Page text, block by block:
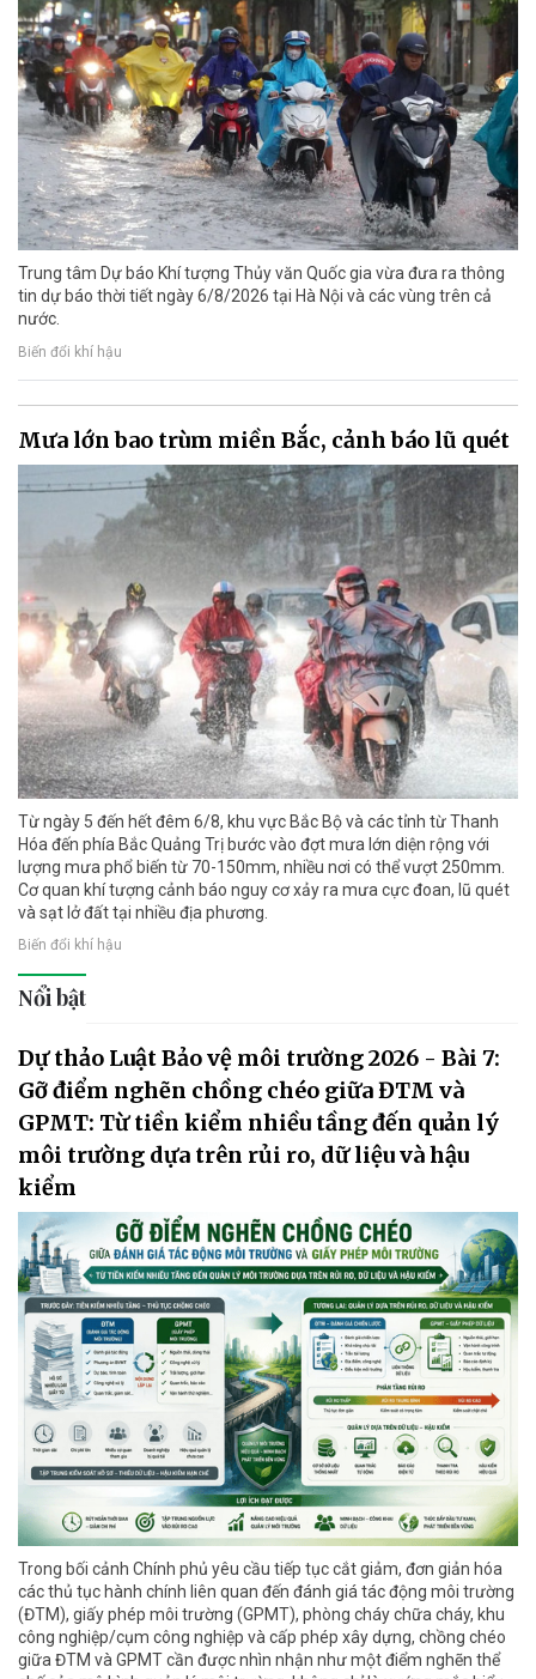
Trung tâm Dự báo Khí tượng Thủy văn Quốc gia vừa đưa ra thông
tin dự báo thời tiết ngày 6/8/2026 tại Hà Nội và các vùng trên cả
nước.
Biến đổi khí hậu
Mưa lớn bao trùm miền Bắc, cảnh báo lũ quét
Từ ngày 5 đến hết đêm 6/8, khu vực Bắc Bộ và các tỉnh từ Thanh
Hóa đến phía Bắc Quảng Trị bước vào đợt mưa lớn diện rộng với
lượng mưa phổ biến từ 70-150mm, nhiều nơi có thể vượt 250mm.
Cơ quan khí tượng cảnh báo nguy cơ xảy ra mưa cực đoan, lũ quét
và sạt lở đất tại nhiều địa phương.
Biến đổi khí hậu
Nổi bật
Dự thảo Luật Bảo vệ môi trường 2026 - Bài 7:
Gỡ điểm nghẽn chồng chéo giữa ĐTM và
GPMT: Từ tiền kiểm nhiều tầng đến quản lý
môi trường dựa trên rủi ro, dữ liệu và hậu
kiểm
Trong bối cảnh Chính phủ yêu cầu tiếp tục cắt giảm, đơn giản hóa
các thủ tục hành chính liên quan đến đánh giá tác động môi trường
(ĐTM), giấy phép môi trường (GPMT), phòng cháy chữa cháy, khu
công nghiệp/cụm công nghiệp và cấp phép xây dựng, chồng chéo
giữa ĐTM và GPMT cần được nhìn nhận như một điểm nghẽn thể